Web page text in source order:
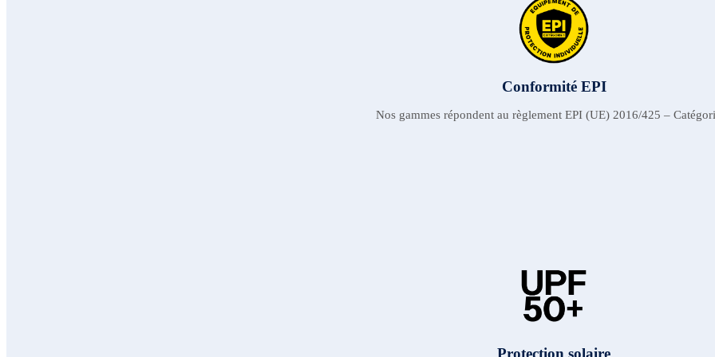
Conformité EPI
Nos gammes répondent au règlement EPI (UE) 2016/425 –
Protection solaire